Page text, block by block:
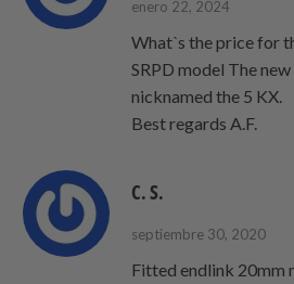
enero 22, 2024
Whatˋs the price for
SRPD model The
nicknamed the 5 KX.
Best regards A.F.
C. S.
septiembre 30, 2020
Fitted endlink 20mm